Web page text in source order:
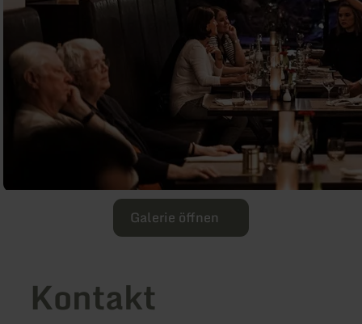
Galerie öffnen
Kontakt